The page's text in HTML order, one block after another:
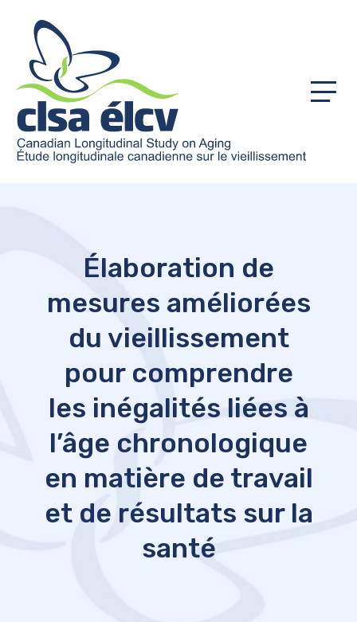
Menu
Élaboration de
mesures améliorées
du vieillissement
pour comprendre
les inégalités liées à
l’âge chronologique
en matière de travail
et de résultats sur la
santé